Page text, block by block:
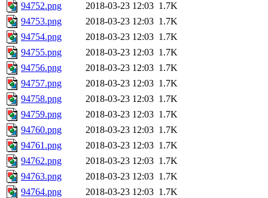
94752.png
2018-03-23 12:03 1.7K
94753.png
2018-03-23 12:03 1.7K
94754.png
2018-03-23 12:03 1.7K
94755.png
2018-03-23 12:03 1.7K
94756.png
2018-03-23 12:03 1.7K
94757.png
2018-03-23 12:03 1.7K
94758.png
2018-03-23 12:03 1.7K
94759.png
2018-03-23 12:03 1.7K
94760.png
2018-03-23 12:03 1.7K
94761.png
2018-03-23 12:03 1.7K
94762.png
2018-03-23 12:03 1.7K
94763.png
2018-03-23 12:03 1.7K
94764.png
2018-03-23 12:03 1.7K